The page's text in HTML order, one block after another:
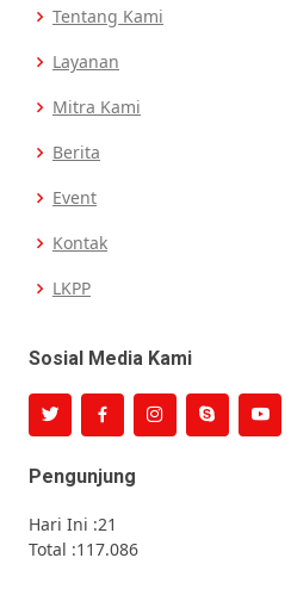
Tentang Kami
Layanan
Mitra Kami
Berita
Event
Kontak
LKPP
Sosial Media Kami
Pengunjung
Hari Ini :21
Total :117.086